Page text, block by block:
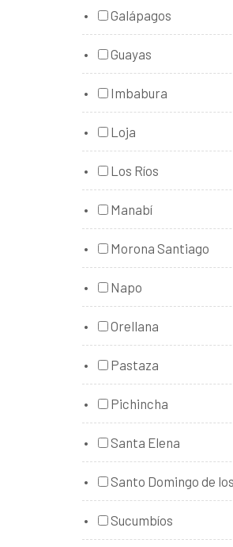
Galápagos
Guayas
Imbabura
Loja
Los Ríos
Manabí
Morona Santiago
Napo
Orellana
Pastaza
Pichincha
Santa Elena
Santo Domingo de
Sucumbíos